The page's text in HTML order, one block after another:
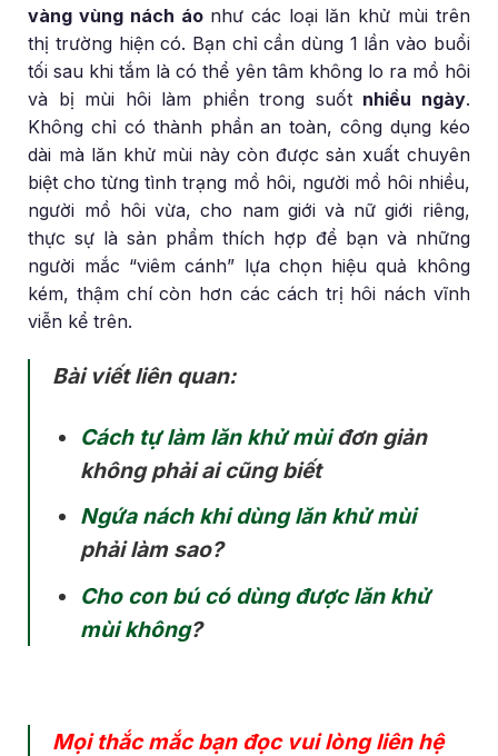
vàng vùng nách áonhư các loại lăn khử mùi trên
thị trường hiện có. Bạn chỉ cần dùng 1 lần vào buổi
tối sau khi tắm là có thể yên tâm không lo ra mồ hôi
và bị mùi hôi làm phiền trong suốt nhiều ngày.
Không chỉ có thành phần an toàn, công dụng kéo
dài mà lăn khử mùi này còn được sản xuất chuyên
biệt cho từng tình trạng mồ hôi, người mồ hôi nhiều,
người mồ hôi vừa, cho nam giới và nữ giới riêng,
thực sự là sản phẩm thích hợp để bạn và những
người mắc “viêm cánh” lựa chọn hiệu quả không
kém, thậm chí còn hơn các cách trị hôi nách vĩnh
viễn kể trên.
Bài viết liên quan:
Cách tự làm lăn khử mùiđơn giản
không phải ai cũng biết
Ngứa nách khi dùng lăn khử mùi
phải làm sao?
Cho con bú có dùng được lăn khử
mùi không?
Mọi thắc mắc bạn đọc vui lòng liên hệ